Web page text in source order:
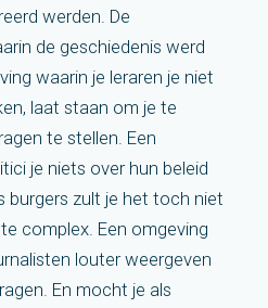
werden. De
de geschiedenis werd
waarin je leraren je niet
laat staan om je te
te stellen. Een
je niets over hun beleid
burgers zult je het toch niet
complex. Een omgeving
louter weergeven
En mocht je als